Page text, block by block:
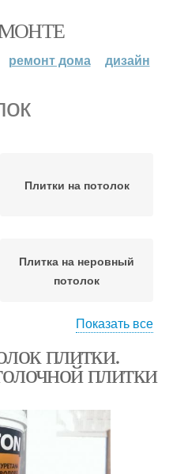
ремонт дома дизайн
Плитки на потолок
Плитка на неровный
потолок
Плитки на побелку
Потолок к ремонту
Показать все
плитки.
плитки